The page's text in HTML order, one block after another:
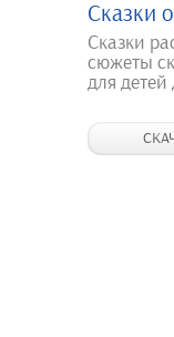
Сказки
Сказки
сюжеты
для детей